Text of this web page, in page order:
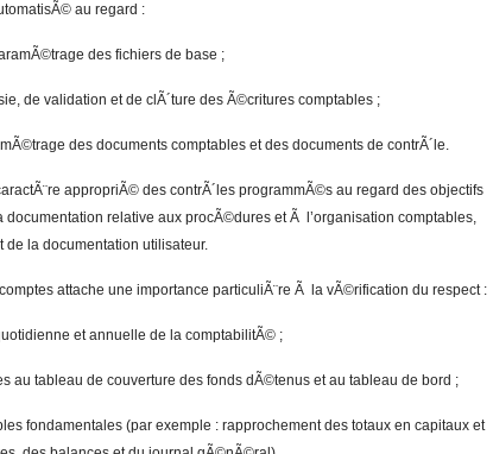
au regard :
des fichiers de base ;
de validation et de clÃ´ture des Ã©critures comptables ;
des documents comptables et des documents de contrÃ´le.
appropriÃ© des contrÃ´les programmÃ©s au regard des objectifs
documentation relative aux procÃ©dures et Ã l’organisation comptables,
de la documentation utilisateur.
attache une importance particuliÃ¨re Ã la vÃ©rification du respect :
et annuelle de la comptabilitÃ© ;
au tableau de couverture des fonds dÃ©tenus et au tableau de bord ;
fondamentales (par exemple : rapprochement des totaux en capitaux et